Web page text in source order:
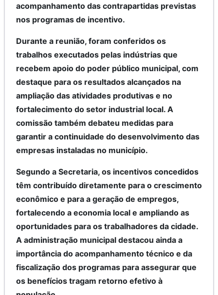
acompanhamento das contrapartidas previstas
nos programas de incentivo.
Durante a reunião, foram conferidos os
trabalhos executados pelas indústrias que
recebem apoio do poder público municipal, com
destaque para os resultados alcançados na
ampliação das atividades produtivas e no
fortalecimento do setor industrial local. A
comissão também debateu medidas para
garantir a continuidade do desenvolvimento das
empresas instaladas no município.
Segundo a Secretaria, os incentivos concedidos
têm contribuído diretamente para o crescimento
econômico e para a geração de empregos,
fortalecendo a economia local e ampliando as
oportunidades para os trabalhadores da cidade.
A administração municipal destacou ainda a
importância do acompanhamento técnico e da
fiscalização dos programas para assegurar que
os benefícios tragam retorno efetivo à